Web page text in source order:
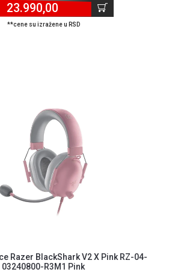
23.990,00
**cene su izražene u RSD
Razer BlackShark V2 X Pink RZ-04-
03240800-R3M1 Pink